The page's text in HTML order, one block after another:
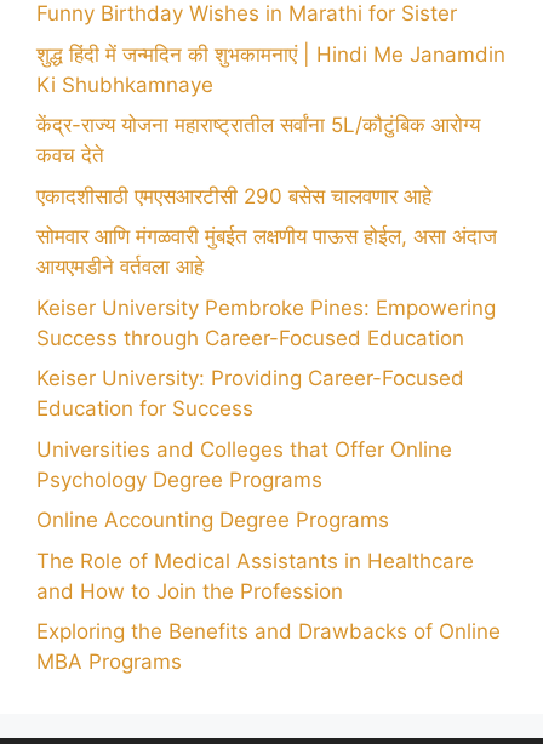
Funny Birthday Wishes in Marathi for Sister
शुद्ध हिंदी में जन्मदिन की शुभकामनाएं | Hindi Me Janamdin
Ki Shubhkamnaye
केंद्र-राज्य योजना महाराष्ट्रातील सर्वांना 5L/कौटुंबिक आरोग्य
कवच देते
एकादशीसाठी एमएसआरटीसी 290 बसेस चालवणार आहे
सोमवार आणि मंगळवारी मुंबईत लक्षणीय पाऊस होईल, असा अंदाज
आयएमडीने वर्तवला आहे
Keiser University Pembroke Pines: Empowering
Success through Career-Focused Education
Keiser University: Providing Career-Focused
Education for Success
Universities and Colleges that Offer Online
Psychology Degree Programs
Online Accounting Degree Programs
The Role of Medical Assistants in Healthcare
and How to Join the Profession
Exploring the Benefits and Drawbacks of Online
MBA Programs